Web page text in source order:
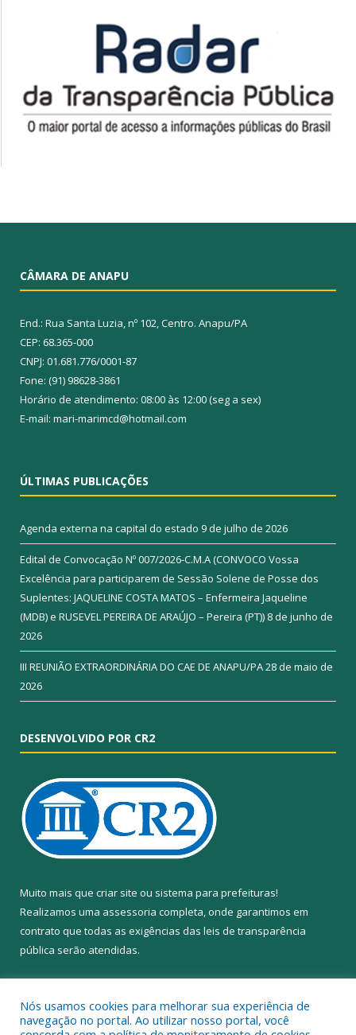
CÂMARA DE ANAPU
End.: Rua Santa Luzia, nº 102, Centro. Anapu/PA
CEP: 68.365-000
CNPJ: 01.681.776/0001-87
Fone: (91) 98628-3861
Horário de atendimento: 08:00 às 12:00 (seg a sex)
E-mail: mari-marimcd@hotmail.com
ÚLTIMAS PUBLICAÇÕES
Agenda externa na capital do estado 9 de julho de 2026
Edital de Convocação Nº 007/2026-C.M.A (CONVOCO Vossa
Excelência para participarem de Sessão Solene de Posse dos
Suplentes: JAQUELINE COSTA MATOS – Enfermeira Jaqueline
(MDB) e RUSEVEL PEREIRA DE ARAÚJO – Pereira (PT)) 8 de junho de
2026
III REUNIÃO EXTRAORDINÁRIA DO CAE DE ANAPU/PA28 de maio de
2026
DESENVOLVIDO POR CR2
Muito mais que criar site ou sistema para prefeituras!
Realizamos uma assessoria completa, onde garantimos em
contrato que todas as exigências das leis de transparência
pública serão atendidas.
Nós usamos cookies para melhorar sua experiência de
navegação no portal. Ao utilizar nosso portal, você